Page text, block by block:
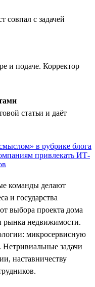
совпал с задачей
и подаче. Корректор
статьи и даёт
команды делают
и государства
выбора проекта дома
рынка недвижимости.
микросервисную
задачи
наставничеству